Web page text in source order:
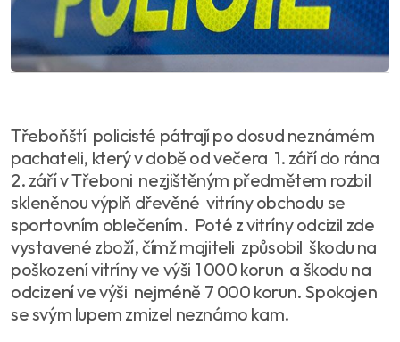
Třeboňští policisté pátrají po dosud neznámém
pachateli, který v době od večera 1. září do rána
2. září v Třeboni nezjištěným předmětem rozbil
skleněnou výplň dřevěné vitríny obchodu se
sportovním oblečením. Poté z vitríny odcizil zde
vystavené zboží, čímž majiteli způsobil škodu na
poškození vitríny ve výši 1 000 korun a škodu na
odcizení ve výši nejméně 7 000 korun. Spokojen
se svým lupem zmizel neznámo kam.